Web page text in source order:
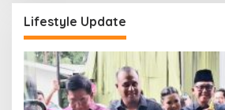
Lifestyle Update